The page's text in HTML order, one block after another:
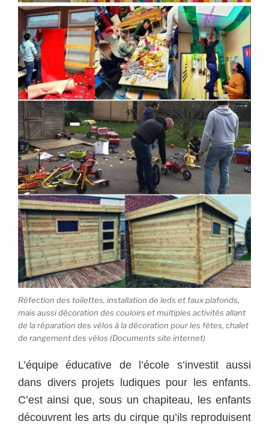
Réfection des toilettes, installation de leds et faux plafonds,
mais aussi décoration des couloirs et multiples activités allant
de la réparation des vélos à la décoration pour les fêtes, chalet
de rangement des vélos (Documents site internet)
L’équipe éducative de l’école s’investit aussi
dans divers projets ludiques pour les enfants.
C’est ainsi que, sous un chapiteau, les enfants
découvrent les arts du cirque qu’ils reproduisent